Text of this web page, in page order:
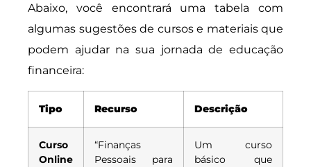
Abaixo, você encontrará uma tabela com
algumas sugestões de cursos e materiais que
podem ajudar na sua jornada de educação
financeira:
Tipo Recurso Descrição
Curso
Online
“Finanças
Pessoais para
Um curso
básico que